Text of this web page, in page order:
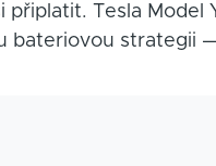
připlatit. Tesla Model
bateriovou strategii